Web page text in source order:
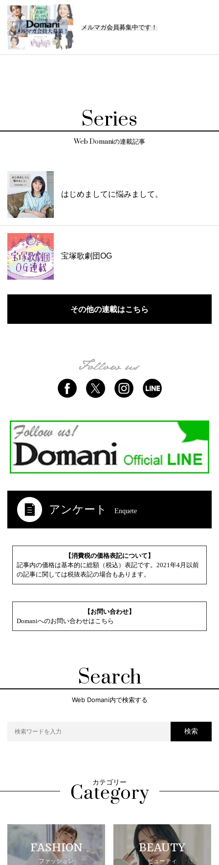
メルマガ会員募集中です！
Series
Web Domaniの連載記事
はじめましてに悩みまして。
宝塚歌劇団OG
その他の連載はこちら
アンケート Enquete
【消費税の価格表記について】
記事内の価格は基本的に総額（税込）表記です。2021年4月以前
の記事に関しては税抜表記の場合もあります。
【お問い合わせ】
Domaniへのお問い合わせはこちら
Search
Web Domani内で検索する
検索
カテゴリー
FASHION
ファッション
BEAUTY
ビューティ